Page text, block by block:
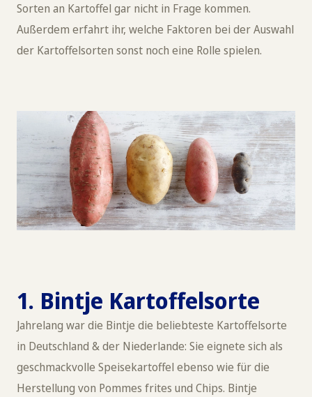
Sorten an Kartoffel gar nicht in Frage kommen.
Außerdem erfahrt ihr, welche Faktoren bei der Auswahl
der Kartoffelsorten sonst noch eine Rolle spielen.
1. Bintje Kartoffelsorte
Jahrelang war die Bintje die beliebteste Kartoffelsorte
in Deutschland & der Niederlande: Sie eignete sich als
geschmackvolle Speisekartoffel ebenso wie für die
Herstellung von Pommes frites und Chips. Bintje